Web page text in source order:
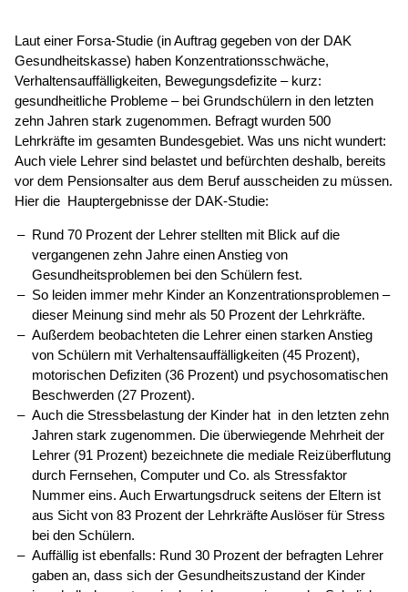
Laut einer Forsa-Studie (in Auftrag gegeben von der DAK
Gesundheitskasse) haben Konzentrationsschwäche,
Verhaltensauffälligkeiten, Bewegungsdefizite – kurz:
gesundheitliche Probleme – bei Grundschülern in den letzten
zehn Jahren stark zugenommen. Befragt wurden 500
Lehrkräfte im gesamten Bundesgebiet. Was uns nicht wundert:
Auch viele Lehrer sind belastet und befürchten deshalb, bereits
vor dem Pensionsalter aus dem Beruf ausscheiden zu müssen.
Hier die Hauptergebnisse der DAK-Studie:
Rund 70 Prozent der Lehrer stellten mit Blick auf die
vergangenen zehn Jahre einen Anstieg von
Gesundheitsproblemen bei den Schülern fest.
So leiden immer mehr Kinder an Konzentrationsproblemen –
dieser Meinung sind mehr als 50 Prozent der Lehrkräfte.
Außerdem beobachteten die Lehrer einen starken Anstieg
von Schülern mit Verhaltensauffälligkeiten (45 Prozent),
motorischen Defiziten (36 Prozent) und psychosomatischen
Beschwerden (27 Prozent).
Auch die Stressbelastung der Kinder hat in den letzten zehn
Jahren stark zugenommen. Die überwiegende Mehrheit der
Lehrer (91 Prozent) bezeichnete die mediale Reizüberflutung
durch Fernsehen, Computer und Co. als Stressfaktor
Nummer eins. Auch Erwartungsdruck seitens der Eltern ist
aus Sicht von 83 Prozent der Lehrkräfte Auslöser für Stress
bei den Schülern.
Auffällig ist ebenfalls: Rund 30 Prozent der befragten Lehrer
gaben an, dass sich der Gesundheitszustand der Kinder